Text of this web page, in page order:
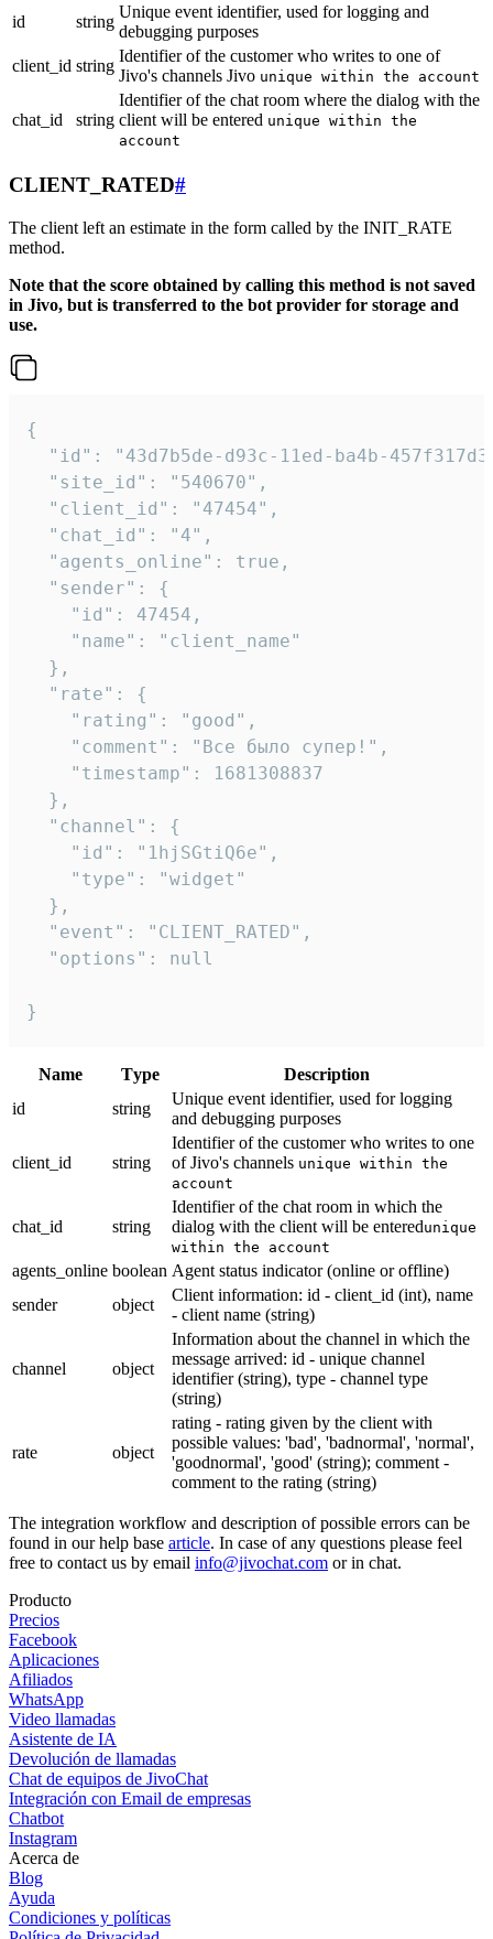
id
string
Unique event identifier, used for logging and
debugging purposes
client_id string
Identifier of the customer who writes to one of
Jivo's channels Jivo unique within the account
chat_id string
Identifier of the chat room where the dialog with the
client will be entered unique within the
account
CLIENT_RATED#
The client left an estimate in the form called by the INIT_RATE
method.
Note that the score obtained by calling this method is not saved
in Jivo, but is transferred to the bot provider for storage and
use.
{
"id": "43d7b5de-d93c-11ed-ba4b-
  "site_id": "540670",
  "client_id": "47454",
  "chat_id": "4",
  "agents_online": true,
  "sender": {
    "id": 47454,
    "name": "client_name"
  },
  "rate": {
    "rating": "good",
    "comment": "Все было супер!",
    "timestamp": 1681308837
  },
  "channel": {
    "id": "1hjSGtiQ6e",
    "type": "widget"
  },
  "event": "CLIENT_RATED",
  "options": null
}
Name Тype
Description
id
string
Unique event identifier, used for logging
and debugging purposes
client_id string
Identifier of the customer who writes to one
of Jivo's channels unique within the
account
chat_id string
Identifier of the chat room in which the
dialog with the client will be enteredunique
within the account
agents_online boolean Agent status indicator (online or offline)
sender
object
Client information: id - client_id (int), name
- client name (string)
channel object
Information about the channel in which the
message arrived: id - unique channel
identifier (string), type - channel type
(string)
rate object
rating - rating given by the client with
possible values: 'bad', 'badnormal', 'normal',
'goodnormal', 'good' (string); comment -
comment to the rating (string)
The integration workflow and description of possible errors can be
found in our help base article. In case of any questions please feel
free to contact us by email info@jivochat.com or in chat.
Producto
Precios
Facebook
Aplicaciones
Afiliados
WhatsApp
Video llamadas
Asistente de IA
Devolución de llamadas
Chat de equipos de JivoChat
Integración con Email de empresas
Chatbot
Instagram
Acerca de
Blog
Ayuda
Condiciones y políticas